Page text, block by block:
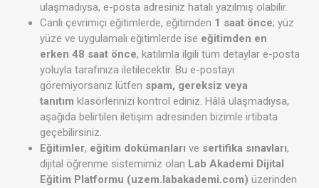
ulaşmadıysa, e-posta adresiniz hatalı yazılmış olabilir.
Canlı çevrimiçi eğitimlerde, eğitimden 1 saat önce; yüz
yüze ve uygulamalı eğitimlerde ise eğitimden en
erken 48 saat önce, katılımla ilgili tüm detaylar e-posta
yoluyla tarafınıza iletilecektir. Bu e-postayı
göremiyorsanız lütfen spam, gereksiz veya
tanıtım klasörlerinizi kontrol ediniz. Hâlâ ulaşmadıysa,
aşağıda belirtilen iletişim adresinden bizimle irtibata
geçebilirsiniz.
Eğitimler, eğitim dokümanları ve sertifika sınavları,
dijital öğrenme sistemimiz olan Lab Akademi Dijital
Eğitim Platformu (uzem.labakademi.com) üzerinden